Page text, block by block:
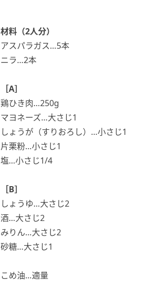
材料（2人分）
アスパラガス…5本
ニラ…2本
［A］
鶏ひき肉…250g
マヨネーズ…大さじ1
しょうが（すりおろし）…小さじ1
片栗粉…小さじ1
塩…小さじ1/4
［B］
しょうゆ…大さじ2
酒…大さじ2
みりん…大さじ2
砂糖…大さじ1
こめ油…適量